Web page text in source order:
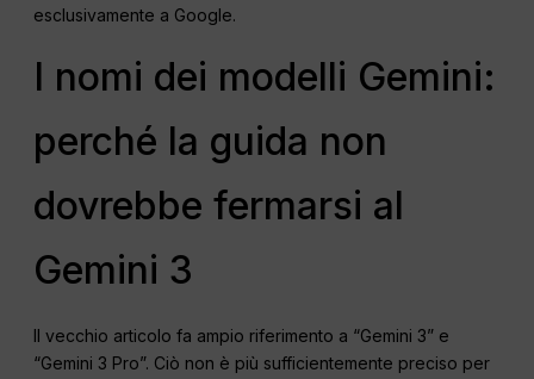
esclusivamente a Google.
I nomi dei modelli Gemini:
perché la guida non
dovrebbe fermarsi al
Gemini 3
Il vecchio articolo fa ampio riferimento a “Gemini 3” e
“Gemini 3 Pro”. Ciò non è più sufficientemente preciso per